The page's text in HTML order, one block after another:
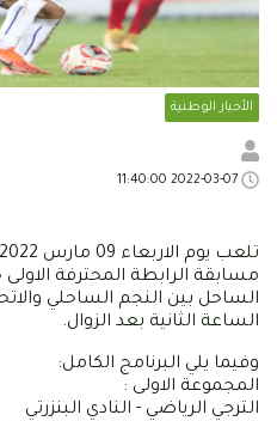
الأخبار الوطنية
مسابقة الرابطة المحترفة
الساحل بين النجم الساحلي
الساعة الثانية بعد الزوال.
وفيما يلي البرنامج الكامل:
المجموعة الاولى :
الترجي الرياضي - النادي البنزرتي